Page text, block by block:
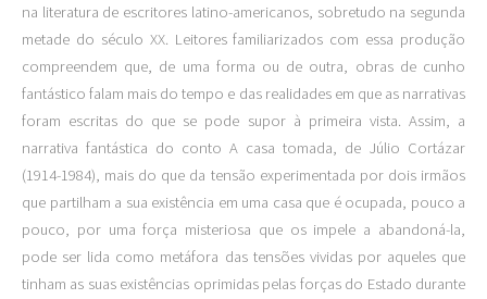
na literatura de escritores latino-americanos, sobretudo na segunda
metade do século XX. Leitores familiarizados com essa produção
compreendem que, de uma forma ou de outra, obras de cunho
fantástico falam mais do tempo e das realidades em que as narrativas
foram escritas do que se pode supor à primeira vista. Assim, a
narrativa fantástica do conto A casa tomada, de Júlio Cortázar
(1914-1984), mais do que da tensão experimentada por dois irmãos
que partilham a sua existência em uma casa que é ocupada, pouco a
pouco, por uma força misteriosa que os impele a abandoná-la,
pode ser lida como metáfora das tensões vividas por aqueles que
tinham as suas existências oprimidas pelas forças do Estado durante